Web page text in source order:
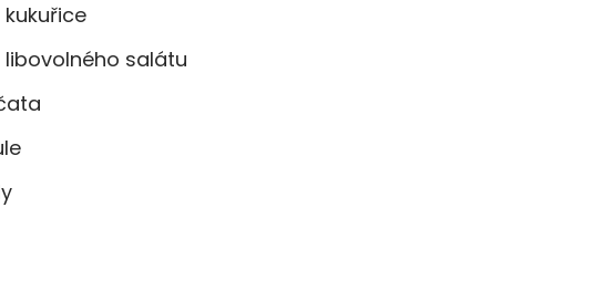
kukuřice
libovolného salátu